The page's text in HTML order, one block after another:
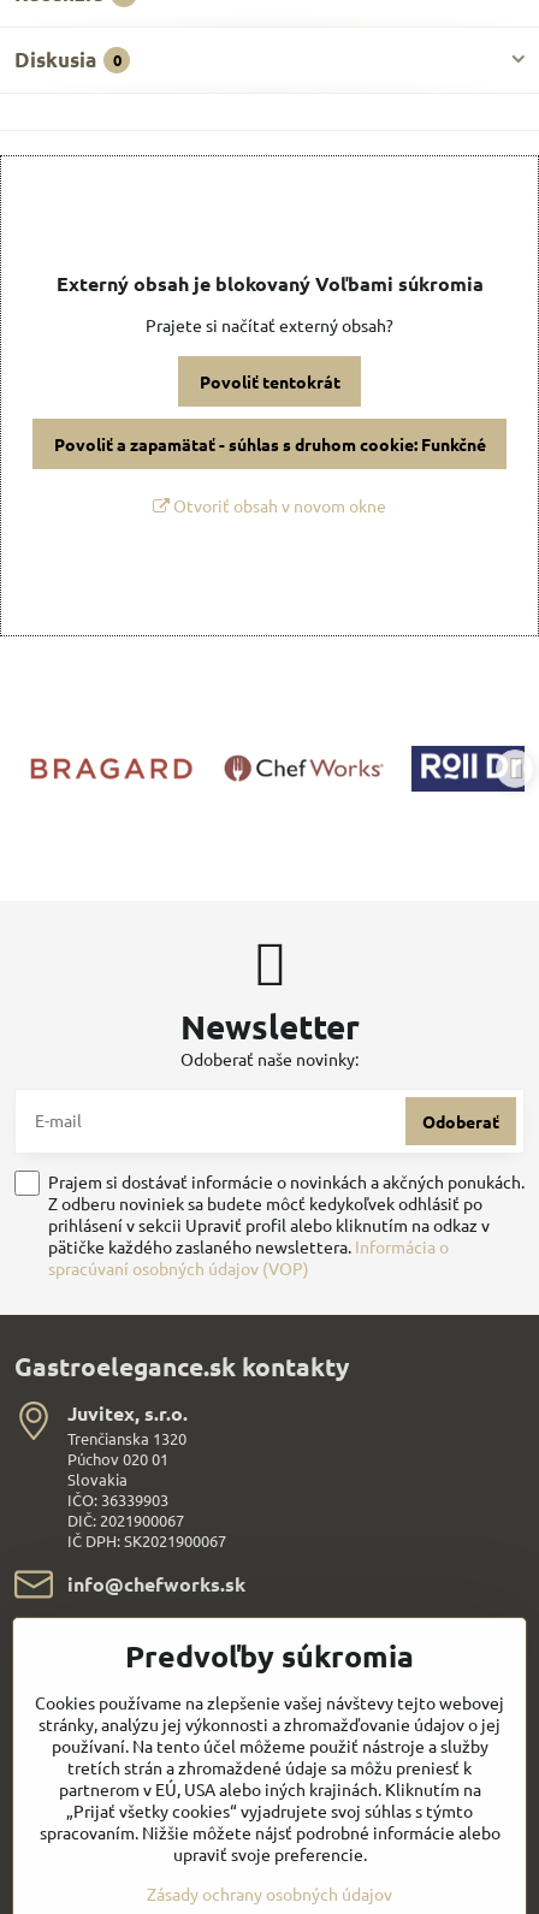
Diskusia 0
Externý obsah je blokovaný Voľbami súkromia
Prajete si načítať externý obsah?
Povoliť tentokrát
Povoliť a zapamätať - súhlas s druhom cookie: Funkčné
Otvoriť obsah v novom okne
Newsletter
Odoberať naše novinky:
Odoberať
Prajem si dostávať informácie o novinkách a akčných ponukách.
Z odberu noviniek sa budete môcť kedykoľvek odhlásiť po
prihlásení v sekcii Upraviť profil alebo kliknutím na odkaz v
pätičke každého zaslaného newslettera. Informácia o
spracúvaní osobných údajov (VOP)
Gastroelegance.sk kontakty
Juvitex, s​.r​.o​.
Trenčianska 1320
Púchov 020 01
Slovakia
IČO: 36339903
DIČ: 2021900067
IČ DPH: SK2021900067
info​@chefworks​.sk
Všetko k nákupu
Sledujte naše novinky aj na sieťach:
Facebook Youtube
Predvoľby súkromia
Cookies používame na zlepšenie vašej návštevy tejto webovej
stránky, analýzu jej výkonnosti a zhromažďovanie údajov o jej
používaní. Na tento účel môžeme použiť nástroje a služby
tretích strán a zhromaždené údaje sa môžu preniesť k
partnerom v EÚ, USA alebo iných krajinách. Kliknutím na
„Prijať všetky cookies“ vyjadrujete svoj súhlas s týmto
spracovaním. Nižšie môžete nájsť podrobné informácie alebo
upraviť svoje preferencie.
Zásady ochrany osobných údajov